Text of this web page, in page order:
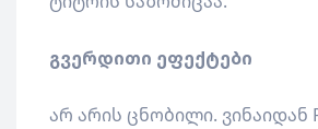
გვერდითი ეფექტები
არ არის ცნობილი. ვინაიდან